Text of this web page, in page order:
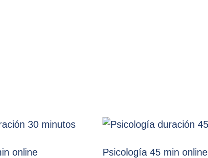
online Psicología 45 min online